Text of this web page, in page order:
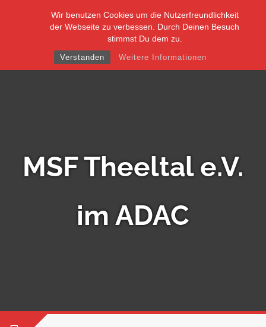
Wir benutzen Cookies um die Nutzerfreundlichkeit
der Webseite zu verbessen. Durch Deinen Besuch
stimmst Du dem zu.
Verstanden Weitere Informationen
MSF Theeltal e.V.
im ADAC